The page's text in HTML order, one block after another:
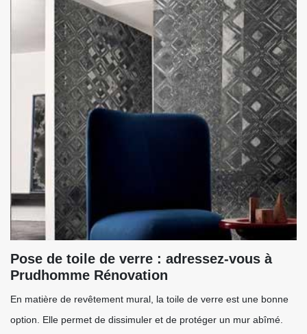
Pose de toile de verre : adressez-vous à
Prudhomme Rénovation
En matière de revêtement mural, la toile de verre est une bonne
option. Elle permet de dissimuler et de protéger un mur abîmé.